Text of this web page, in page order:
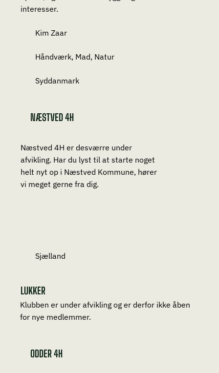
interesser.
Håndværk, Mad, Natur
Kim Zaar
Syddanmark
NÆSTVED 4H
Næstved 4H er desværre under
afvikling. Har du lyst til at starte noget
helt nyt op i Næstved Kommune, hører
vi meget gerne fra dig.
Sjælland
LUKKER
Klubben er under afvikling og er derfor ikke åben
for nye medlemmer.
ODDER 4H